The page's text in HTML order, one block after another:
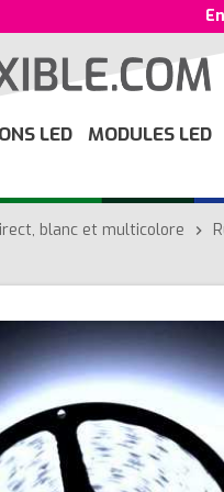
LED MODULES LED
blanc et multicolore chevron_right